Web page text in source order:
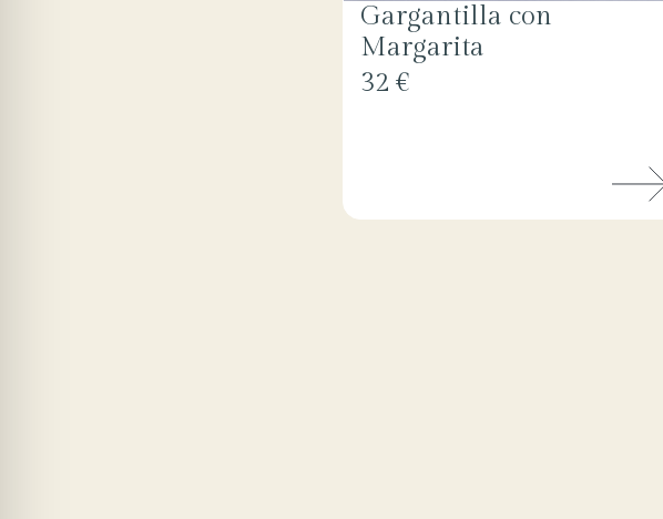
Gargantilla con
Margarita
32 €